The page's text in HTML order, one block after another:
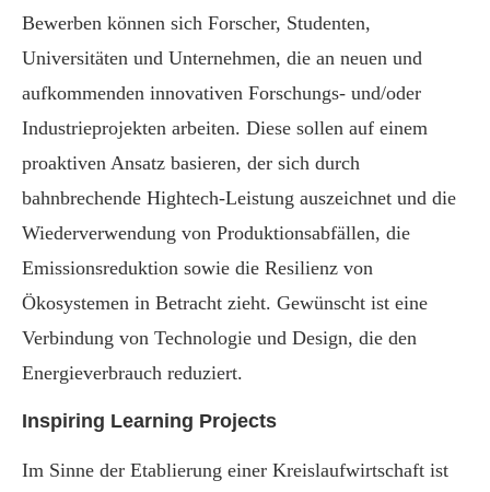
Bewerben können sich Forscher, Studenten,
Universitäten und Unternehmen, die an neuen und
aufkommenden innovativen Forschungs- und/oder
Industrieprojekten arbeiten. Diese sollen auf einem
proaktiven Ansatz basieren, der sich durch
bahnbrechende Hightech-Leistung auszeichnet und die
Wiederverwendung von Produktionsabfällen, die
Emissionsreduktion sowie die Resilienz von
Ökosystemen in Betracht zieht. Gewünscht ist eine
Verbindung von Technologie und Design, die den
Energieverbrauch reduziert.
Inspiring Learning Projects
Im Sinne der Etablierung einer Kreislaufwirtschaft ist